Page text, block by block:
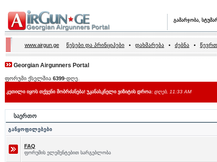
გამარჯობა,
www.airgun.ge წესები და პრინციპები • დახმარება • ძებნა •
Georgian Airgunners Portal
ფორუმი ქსელშია 6399-დღე.
კეთილი იყოს თქვენი მობრძანება! უკანასკნელი ვიზიტის დროა: დღეს, 11:33 AM
საერთო
განყოფილებები
FAQ
ფორუმის ელემენტებით სარგებლობა